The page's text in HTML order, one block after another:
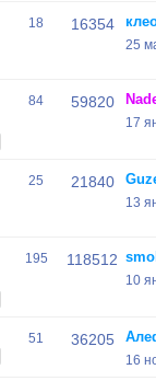
18 16354
25
84 59820
17
25 21840
13
195 118512
10
51 36205
16